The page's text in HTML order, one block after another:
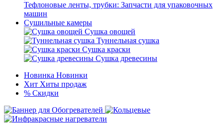
Тефлоновые ленты, трубки: Запчасти для упаковочных
машин
Сушильные камеры
Сушка овощей
Туннельная сушка
Сушка краски
Сушка древесины
Новинка Новинки
Хит Хиты продаж
% Скидки